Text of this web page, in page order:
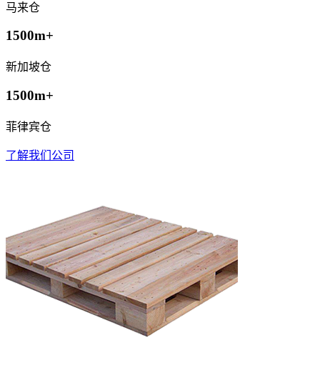
马来仓
1500m+
新加坡仓
1500m+
菲律宾仓
了解我们公司